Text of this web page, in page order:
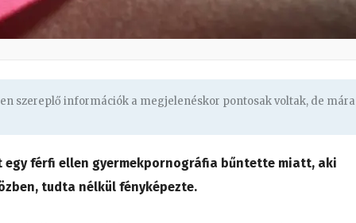
szereplő információk a megjelenéskor pontosak voltak, de mára
egy férfi ellen gyermekpornográfia bűntette miatt, aki
tudta nélkül fényképezte.